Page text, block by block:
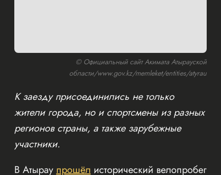
© Официальный сайт Акимата Атырауской
области/www.gov.kz/memleket/entities/atyrau
К заезду присоединились не только
жители города, но и спортсмены из разных
регионов страны, а также зарубежные
участники.
В Атыраупрошёлисторический велопробег